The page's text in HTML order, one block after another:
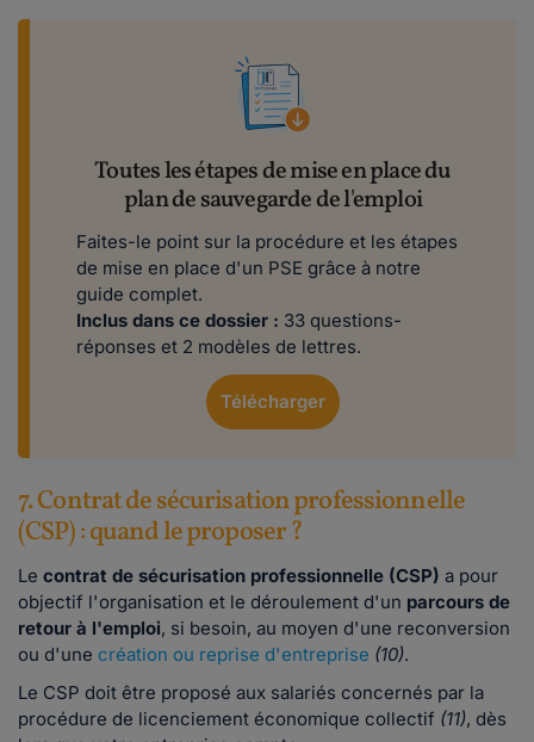
Toutes les étapes de mise en place du
plan de sauvegarde de l'emploi
Faites-le point sur la procédure et les étapes
de mise en place d'un PSE grâce à notre
guide complet.
Inclus dans ce dossier : 33 questions-
réponses et 2 modèles de lettres.
Télécharger
7. Contrat de sécurisation professionnelle
(CSP) : quand le proposer ?
Le contrat de sécurisation professionnelle (CSP) a pour
objectif l'organisation et le déroulement d'un parcours de
retour à l'emploi, si besoin, au moyen d'une reconversion
ou d'une création ou reprise d'entreprise (10).
Le CSP doit être proposé aux salariés concernés par la
procédure de licenciement économique collectif (11), dès